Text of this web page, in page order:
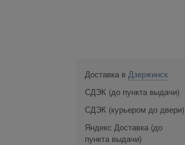
Доставка в Дзержинск
СДЭК (до пункта выдачи)
СДЭК (курьером до двери)
Яндекс Доставка (до
пункта выдачи)